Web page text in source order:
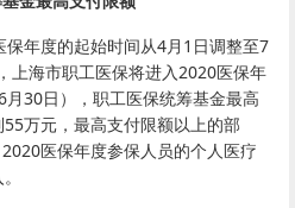
年度的起始时间从4月1日调整至7
上海市职工医保将进入2020医保年
30日），职工医保统筹基金最高
万元，最高支付限额以上的部
医保年度参保人员的个人医疗